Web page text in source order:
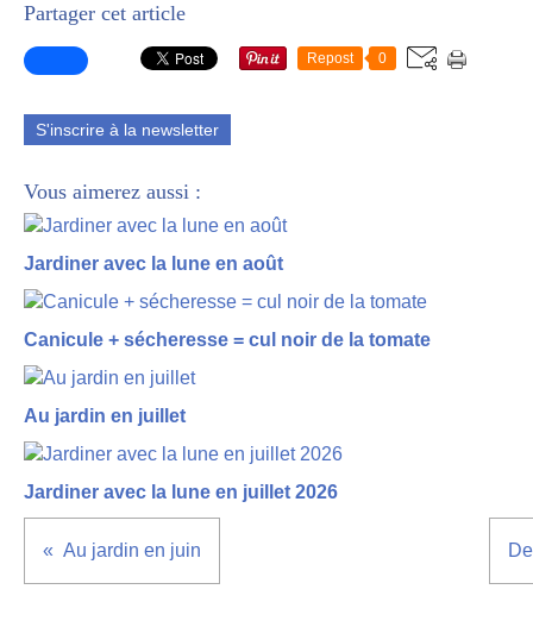
Partager cet article
Repost 0
S'inscrire à la newsletter
Vous aimerez aussi :
Jardiner avec la lune en août
Canicule + sécheresse = cul noir de la tomate
Au jardin en juillet
Jardiner avec la lune en juillet 2026
Au jardin en juin